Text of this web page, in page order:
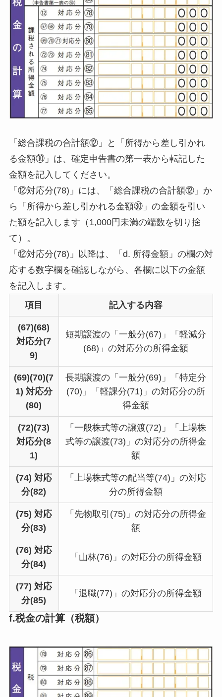
「総合課税の合計額⑫」と「所得から差し引かれ
る金額㉚」は、確定申告書の第一表から転記した
金額を記入してください。
「⑫対応分(78)」には、「総合課税の合計額⑫」か
ら「所得から差し引かれる金額㉚」の金額を引い
た額を記入します（1,000円未満の端数を切り捨
て）。
「⑫対応分(78)」以降は、「d. 所得金額」の欄の対
応する数字欄を確認しながら、各欄に以下の金額
を記入します。
項目
記入する内容
(67)(68)
対応分(7
9)
短期譲渡の「一般分(67)」「軽減分
(68)」の対応分の所得金額
(69)(70)(7
1) 対応分
(80)
長期譲渡の「一般分(69)」「特定分
(70)」「軽課分(71)」の対応分の所
得金額
(72)(73)
対応分(8
1)
「一般株式等の譲渡(72)」「上場株
式等の譲渡(73)」の対応分の所得金
額
(74) 対応
分(82)
「上場株式等の配当等(74)」の対応
分の所得金額
(75) 対応
分(83)
「先物取引(75)」の対応分の所得金
額
(76) 対応
分(84)
「山林(76)」の対応分の所得金額
(77) 対応
分(85)
「退職(77)」の対応分の所得金額
f.税金の計算（税額）